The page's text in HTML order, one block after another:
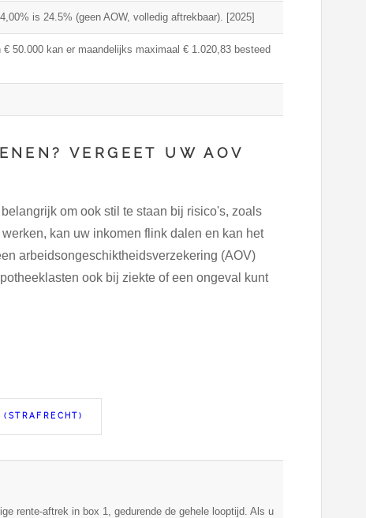
is 24.5% (geen AOW, volledig aftrekbaar). [2025]
50.000 kan er maandelijks maximaal € 1.020,83 besteed
VERGEET UW AOV
om ook stil te staan bij risico's, zoals
kan uw inkomen flink dalen en kan het
arbeidsongeschiktheidsverzekering (AOV)
ook bij ziekte of een ongeval kunt
rente-aftrek in box 1, gedurende de gehele looptijd. Als u